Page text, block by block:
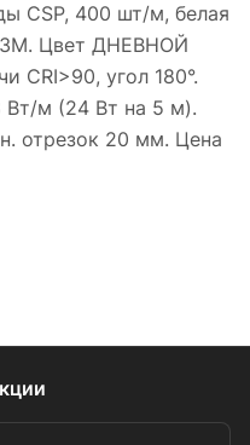
CSP, 400 шт/м, белая
Цвет ДНЕВНОЙ
CRI>90, угол 180°.
Вт/м (24 Вт на 5 м).
отрезок 20 мм. Цена